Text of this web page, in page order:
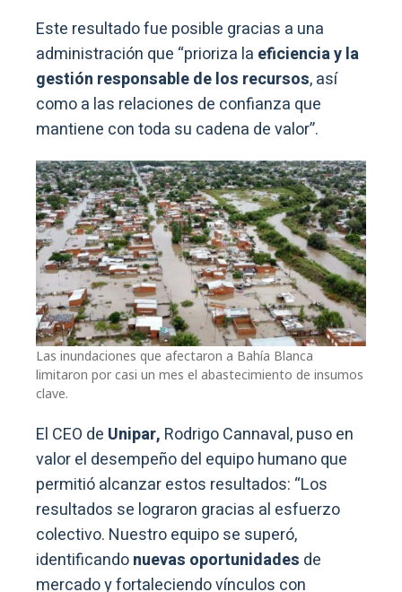
Este resultado fue posible gracias a una
administración que “prioriza la eficiencia y la
gestión responsable de los recursos, así
como a las relaciones de confianza que
mantiene con toda su cadena de valor”.
Las inundaciones que afectaron a Bahía Blanca
limitaron por casi un mes el abastecimiento de insumos
clave.
El CEO de Unipar, Rodrigo Cannaval, puso en
valor el desempeño del equipo humano que
permitió alcanzar estos resultados: “Los
resultados se lograron gracias al esfuerzo
colectivo. Nuestro equipo se superó,
identificandonuevas oportunidades de
mercado y fortaleciendo vínculos con